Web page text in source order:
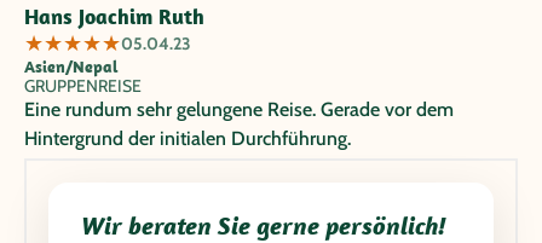
Hans Joachim Ruth
★★★★★05.04.23
Asien/Nepal
GRUPPENREISE
Eine rundum sehr gelungene Reise. Gerade vor dem
Hintergrund der initialen Durchführung.
Wir beraten Sie gerne persönlich!